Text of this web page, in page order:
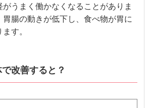
がうまく働かなくなることがありま
腸の動きが低下し、食べ物が胃に
す。
改善すると？